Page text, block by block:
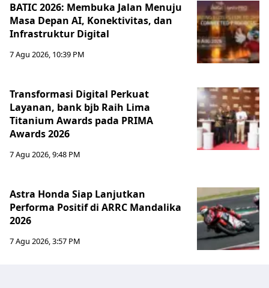
BATIC 2026: Membuka Jalan Menuju
Masa Depan AI, Konektivitas, dan
Infrastruktur Digital
7 Agu 2026, 10:39 PM
Transformasi Digital Perkuat
Layanan, bank bjb Raih Lima
Titanium Awards pada PRIMA
Awards 2026
7 Agu 2026, 9:48 PM
Astra Honda Siap Lanjutkan
Performa Positif di ARRC Mandalika
2026
7 Agu 2026, 3:57 PM